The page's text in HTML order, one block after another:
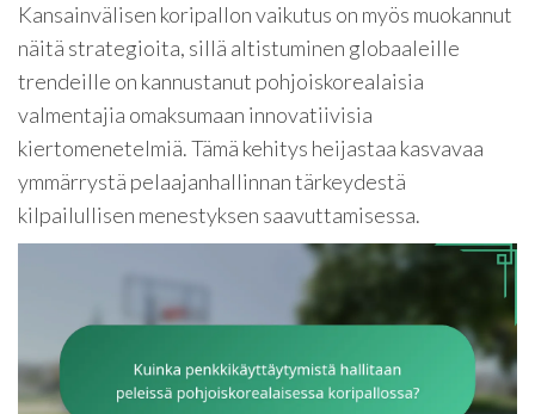
Kansainvälisen koripallon vaikutus on myös muokannut
näitä strategioita, sillä altistuminen globaaleille
trendeille on kannustanut pohjoiskorealaisia
valmentajia omaksumaan innovatiivisia
kiertomenetelmiä. Tämä kehitys heijastaa kasvavaa
ymmärrystä pelaajanhallinnan tärkeydestä
kilpailullisen menestyksen saavuttamisessa.